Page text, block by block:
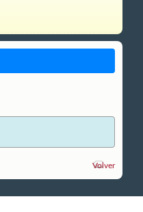
Volver